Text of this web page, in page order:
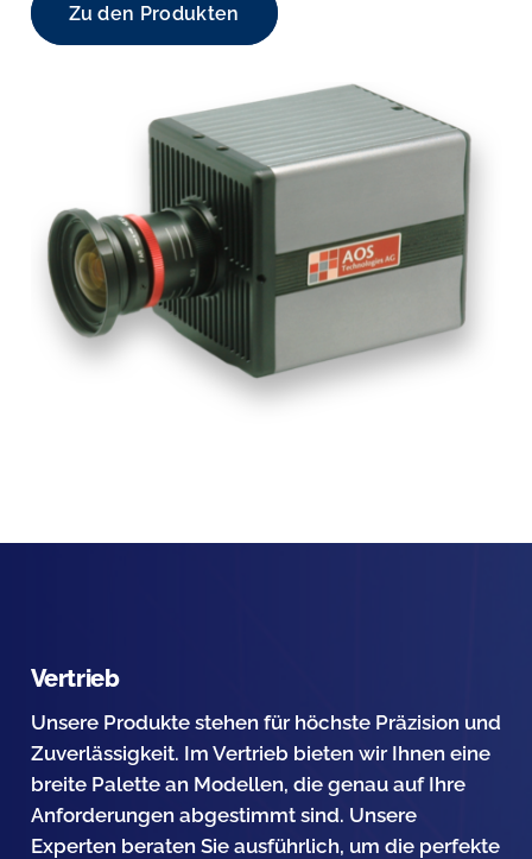
Zu den Produkten
Vertrieb
Unsere Produkte stehen für höchste Präzision und
Zuverlässigkeit. Im Vertrieb bieten wir Ihnen eine
breite Palette an Modellen, die genau auf Ihre
Anforderungen abgestimmt sind. Unsere
Experten beraten Sie ausführlich, um die perfekte